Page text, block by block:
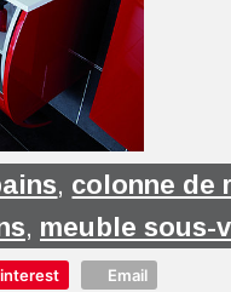
, colonne de
, meuble sous-
Email